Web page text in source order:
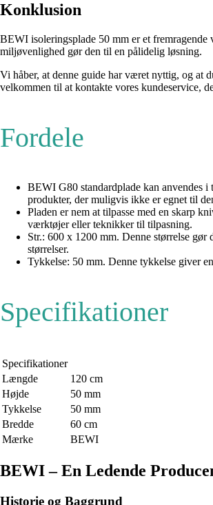
Konklusion
BEWI isoleringsplade 50 mm er et
miljøvenlighed gør den til en pålidelig løsning.
Vi håber, at denne guide har været nyttig, og at
velkommen til at kontakte vores kundeservice,
Fordele
BEWI G80 standardplade kan anvendes
produkter, der muligvis ikke er egnet til
Pladen er nem at tilpasse med en skarp
værktøjer eller teknikker til tilpasning.
Str.: 600 x 1200 mm. Denne størrelse
størrelser.
Tykkelse: 50 mm. Denne tykkelse giver
Specifikationer
Specifikationer
Længde
120 cm
Højde
50 mm
Tykkelse
50 mm
Bredde
60 cm
Mærke
BEWI
BEWI – En Ledende
Historie og Baggrund